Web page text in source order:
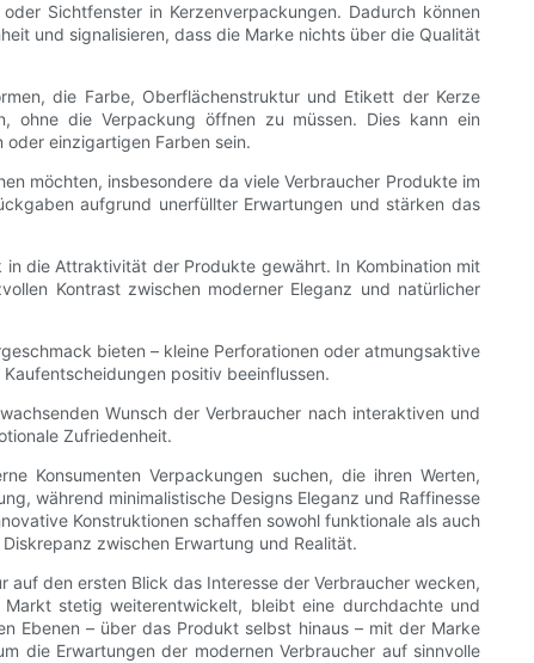
Sichtfenster in Kerzenverpackungen. Dadurch können
und signalisieren, dass die Marke nichts über die Qualität
die Farbe, Oberflächenstruktur und Etikett der Kerze
ohne die Verpackung öffnen zu müssen. Dies kann ein
einzigartigen Farben sein.
möchten, insbesondere da viele Verbraucher Produkte im
aufgrund unerfüllter Erwartungen und stärken das
die Attraktivität der Produkte gewährt. In Kombination mit
Kontrast zwischen moderner Eleganz und natürlicher
bieten – kleine Perforationen oder atmungsaktive
positiv beeinflussen.
Wunsch der Verbraucher nach interaktiven und
Zufriedenheit.
Konsumenten Verpackungen suchen, die ihren Werten,
während minimalistische Designs Eleganz und Raffinesse
Konstruktionen schaffen sowohl funktionale als auch
zwischen Erwartung und Realität.
den ersten Blick das Interesse der Verbraucher wecken,
stetig weiterentwickelt, bleibt eine durchdachte und
Ebenen – über das Produkt selbst hinaus – mit der Marke
die Erwartungen der modernen Verbraucher auf sinnvolle